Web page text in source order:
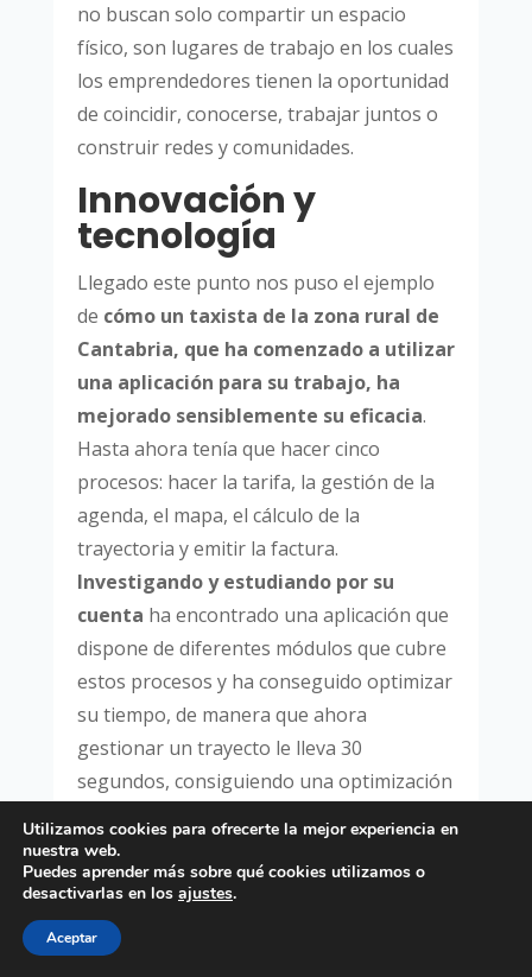
no buscan solo compartir un espacio
físico, son lugares de trabajo en los cuales
los emprendedores tienen la oportunidad
de coincidir, conocerse, trabajar juntos o
construir redes y comunidades.
Innovación y
tecnología
Llegado este punto nos puso el ejemplo
de cómo un taxista de la zona rural de
Cantabria, que ha comenzado a utilizar
una aplicación para su trabajo, ha
mejorado sensiblemente su eficacia.
Hasta ahora tenía que hacer cinco
procesos: hacer la tarifa, la gestión de la
agenda, el mapa, el cálculo de la
trayectoria y emitir la factura.
Investigando y estudiando por su
cuenta ha encontrado una aplicación que
dispone de diferentes módulos que cubre
estos procesos y ha conseguido optimizar
su tiempo, de manera que ahora
gestionar un trayecto le lleva 30
segundos, consiguiendo una optimización
tiempo ahora lo puede aprovechar para
buscar más clientes o incluso llegar a
acuerdo con otros taxistas con los que
colaborar para ofrecer un mejor servicio,
Utilizamos cookies para ofrecerte la mejor experiencia en
nuestra web.
Puedes aprender más sobre qué cookies utilizamos o
desactivarlas en los ajustes.
Aceptar